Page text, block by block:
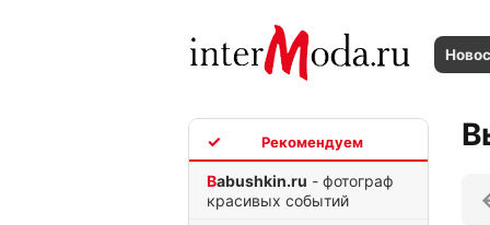
Babushkin.ru - фотограф
красивых событий